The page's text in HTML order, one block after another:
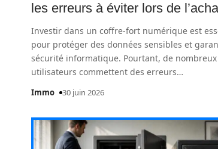
les erreurs à éviter lors de
Investir dans un coffre-fort numérique est
pour protéger des données sensibles et
sécurité informatique. Pourtant, de nombreux
utilisateurs commettent des erreurs…
Immo 30 juin 2026